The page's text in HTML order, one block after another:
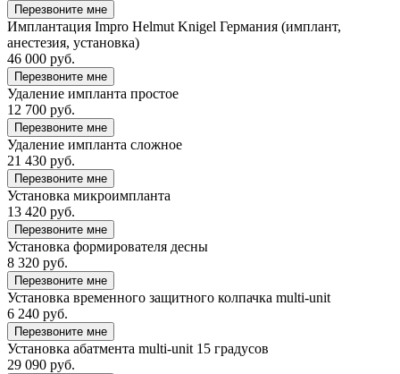
Перезвоните мне
Имплантация Impro Helmut Knigel Германия (имплант,
анестезия, установка)
46 000 руб.
Перезвоните мне
Удаление импланта простое
12 700 руб.
Перезвоните мне
Удаление импланта сложное
21 430 руб.
Перезвоните мне
Установка микроимпланта
13 420 руб.
Перезвоните мне
Установка формирователя десны
8 320 руб.
Перезвоните мне
Установка временного защитного колпачка multi-unit
6 240 руб.
Перезвоните мне
Установка абатмента multi-unit 15 градусов
29 090 руб.